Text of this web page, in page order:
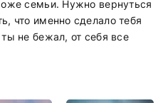
семьи. Нужно вернуться
что именно сделало тебя
не бежал, от себя все